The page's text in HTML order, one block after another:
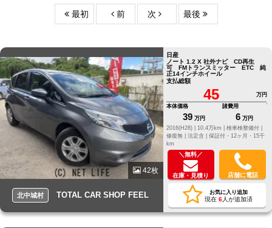
最初 前 次 最後
42枚
北中城村 TOTAL CAR SHOP FEEL
日産
ノート 1.2 X 社外ナビ CD再生
可 FMトランスミッター ETC 純
正14インチホイール
支払総額
45
万円
本体価格
39 万円
諸費用
6 万円
2016(H28) |
10.4万km |
検車検整備付 |
修復無 | 法定含 | 保証付・12ヶ月・15千
km
＼無料／
在庫・見積り 店舗に電話
お気に入り追加
現在 6人が追加済